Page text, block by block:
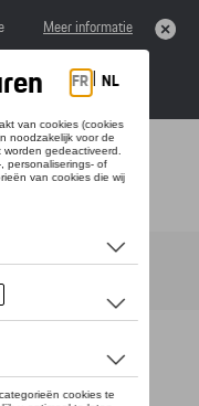
Meer informatie